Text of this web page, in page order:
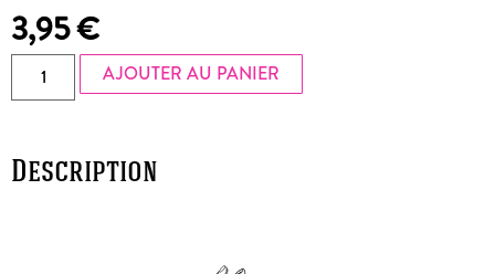
3,95€
AJOUTER AU PANIER
Description